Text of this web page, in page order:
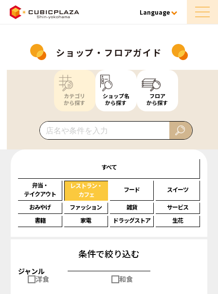
Language
ショップ・フロアガイド
カテゴリ
から探す
ショップ名
から探す
フロア
から探す
すべて
弁当・
テイクアウト
レストラン・
カフェ
フード スイーツ
おみやげ ファッション 雑貨
サービス
書籍
家電 ドラッグストア 生花
条件で絞り込む
ジャンル
洋食
和食